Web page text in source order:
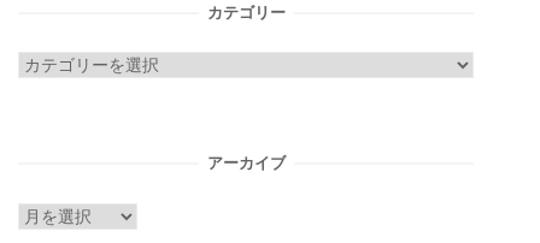
カテゴリー
カ
アーカイブ
ア